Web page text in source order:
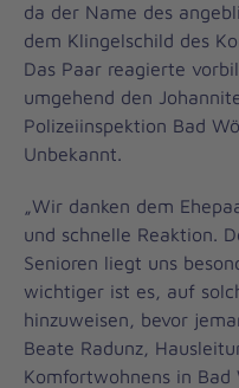
da der Name des
dem Klingelschild des
Das Paar reagierte
umgehend den
Polizeiinspektion Bad
Unbekannt.
„Wir danken dem
und schnelle Reaktion.
Senioren liegt uns
wichtiger ist es, auf
hinzuweisen, bevor
Beate Radunz,
Komfortwohnens in Bad